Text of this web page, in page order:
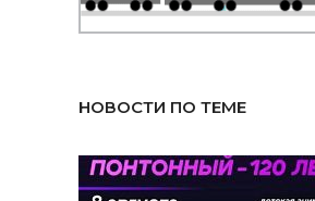
НОВОСТИ ПО ТЕМЕ